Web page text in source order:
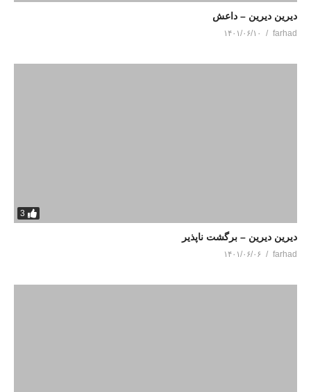
دیرین دیرین – داعش
farhad ۱۴۰۱/۰۶/۱۰
3
دیرین دیرین – برگشت ناپذیر
farhad ۱۴۰۱/۰۶/۰۶